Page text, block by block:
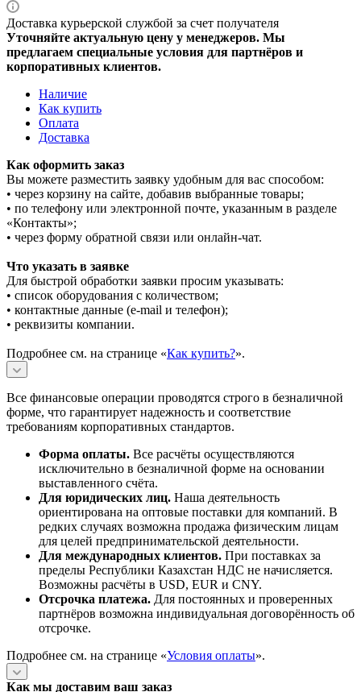
Доставка курьерской службой за счет получателя
Уточняйте актуальную цену у менеджеров. Мы
предлагаем специальные условия для партнёров и
корпоративных клиентов.
Наличие
Как купить
Оплата
Доставка
Как оформить заказ
Вы можете разместить заявку удобным для вас способом:
• через корзину на сайте, добавив выбранные товары;
• по телефону или электронной почте, указанным в разделе
«Контакты»;
• через форму обратной связи или онлайн-чат.
Что указать в заявке
Для быстрой обработки заявки просим указывать:
• список оборудования с количеством;
• контактные данные (e-mail и телефон);
• реквизиты компании.
Подробнее см. на странице «Как купить?».
Все финансовые операции проводятся строго в безналичной
форме, что гарантирует надежность и соответствие
требованиям корпоративных стандартов.
Форма оплаты. Все расчёты осуществляются
исключительно в безналичной форме на основании
выставленного счёта.
Для юридических лиц. Наша деятельность
ориентирована на оптовые поставки для компаний. В
редких случаях возможна продажа физическим лицам
для целей предпринимательской деятельности.
Для международных клиентов. При поставках за
пределы Республики Казахстан НДС не начисляется.
Возможны расчёты в USD, EUR и CNY.
Отсрочка платежа. Для постоянных и проверенных
партнёров возможна индивидуальная договорённость об
отсрочке.
Подробнее см. на странице «Условия оплаты».
Как мы доставим ваш заказ